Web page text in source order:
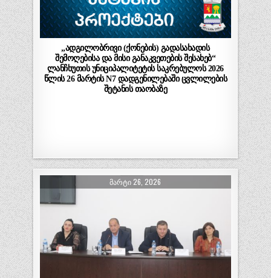
„ადგილობრივი (ქონების) გადასახადის
შემოღებისა და მისი განაკვეთების შესახებ“
ლანჩხუთის უნიციპალიტეტის საკრებულოს 2026
წლის 26 მარტის N7 დადგენილებაში ცვლილების
შეტანის თაობაზე
ᲛᲐᲠᲢᲘ 26, 2026